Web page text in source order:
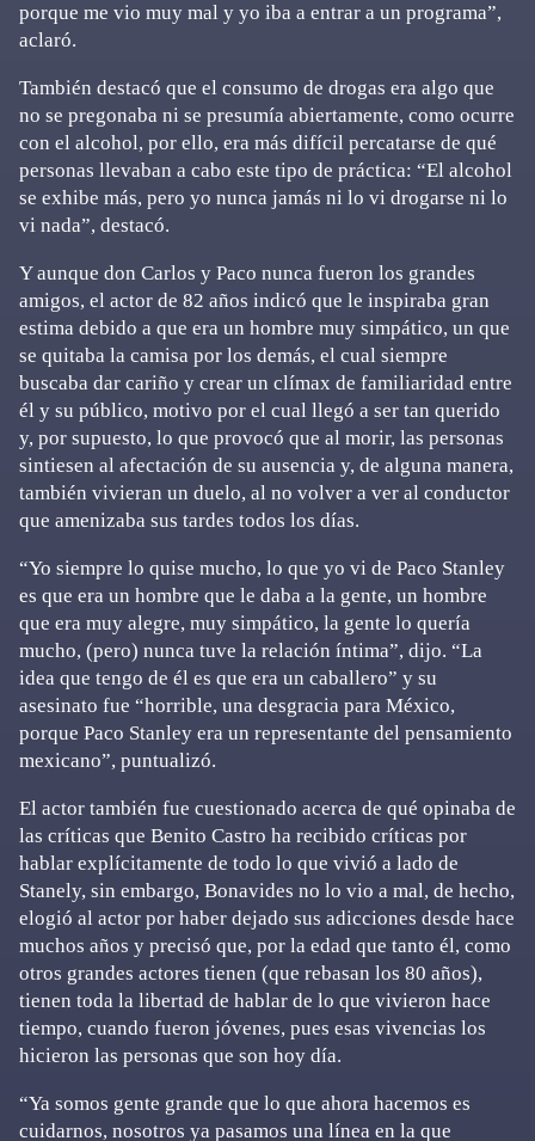
porque me vio muy mal y yo iba a entrar a un programa”,
aclaró.
También destacó que el consumo de drogas era algo que
no se pregonaba ni se presumía abiertamente, como ocurre
con el alcohol, por ello, era más difícil percatarse de qué
personas llevaban a cabo este tipo de práctica: “El alcohol
se exhibe más, pero yo nunca jamás ni lo vi drogarse ni lo
vi nada”, destacó.
Y aunque don Carlos y Paco nunca fueron los grandes
amigos, el actor de 82 años indicó que le inspiraba gran
estima debido a que era un hombre muy simpático, un que
se quitaba la camisa por los demás, el cual siempre
buscaba dar cariño y crear un clímax de familiaridad entre
él y su público, motivo por el cual llegó a ser tan querido
y, por supuesto, lo que provocó que al morir, las personas
sintiesen al afectación de su ausencia y, de alguna manera,
también vivieran un duelo, al no volver a ver al conductor
que amenizaba sus tardes todos los días.
“Yo siempre lo quise mucho, lo que yo vi de Paco Stanley
es que era un hombre que le daba a la gente, un hombre
que era muy alegre, muy simpático, la gente lo quería
mucho, (pero) nunca tuve la relación íntima”, dijo. “La
idea que tengo de él es que era un caballero” y su
asesinato fue “horrible, una desgracia para México,
porque Paco Stanley era un representante del pensamiento
mexicano”, puntualizó.
El actor también fue cuestionado acerca de qué opinaba de
las críticas que Benito Castro ha recibido críticas por
hablar explícitamente de todo lo que vivió a lado de
Stanely, sin embargo, Bonavides no lo vio a mal, de hecho,
elogió al actor por haber dejado sus adicciones desde hace
muchos años y precisó que, por la edad que tanto él, como
otros grandes actores tienen (que rebasan los 80 años),
tienen toda la libertad de hablar de lo que vivieron hace
tiempo, cuando fueron jóvenes, pues esas vivencias los
hicieron las personas que son hoy día.
“Ya somos gente grande que lo que ahora hacemos es
cuidarnos, nosotros ya pasamos una línea en la que